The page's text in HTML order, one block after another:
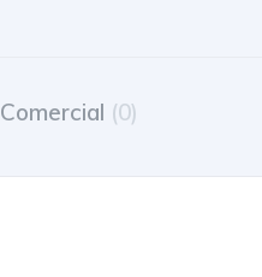
Comercial (0)